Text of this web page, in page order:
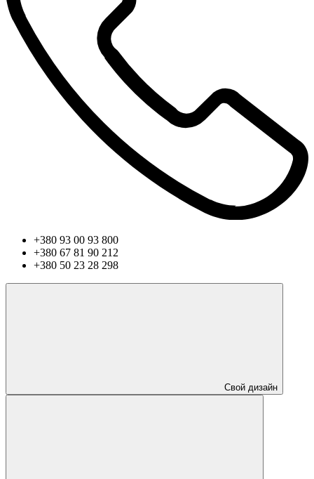
+380 93 00 93 800
+380 67 81 90 212
+380 50 23 28 298
Свой дизайн